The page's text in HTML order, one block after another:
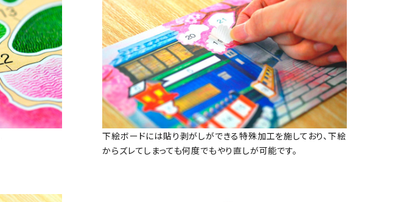
下絵ボードには貼り剥がしができる特殊加工を施しており、下絵
からズレてしまっても何度でもやり直しが可能です。